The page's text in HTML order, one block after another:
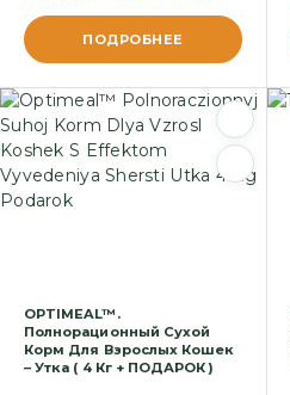
ПОДРОБНЕЕ
OPTIMEAL™.
Полнорационный Сухой
Корм Для Взрослых Кошек
– Утка ( 4 Кг + ПОДАРОК )